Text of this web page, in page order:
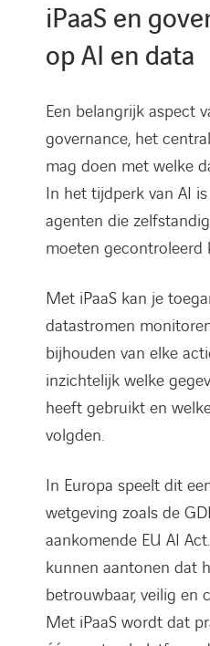
iPaaS en
op AI en data
Een belangrijk aspect
governance, het
mag doen met welke
In het tijdperk van AI
agenten die
moeten gecontroleerd
Met iPaaS kan je
datastromen
bijhouden van elke
inzichtelijk welke
heeft gebruikt en
volgden.
In Europa speelt dit
wetgeving zoals de
aankomende EU AI
kunnen aantonen dat
betrouwbaar, veilig en
Met iPaaS wordt dat